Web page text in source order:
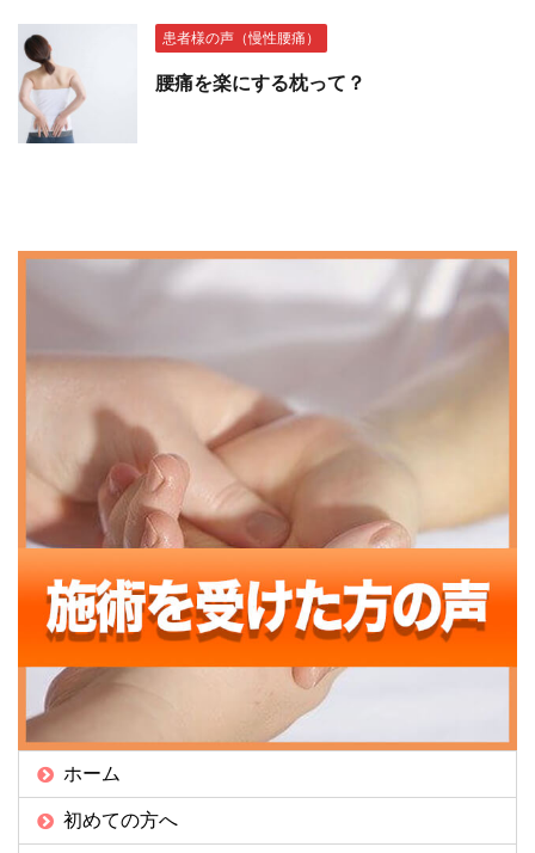
患者様の声（慢性腰痛）
腰痛を楽にする枕って？
ホーム
初めての方へ